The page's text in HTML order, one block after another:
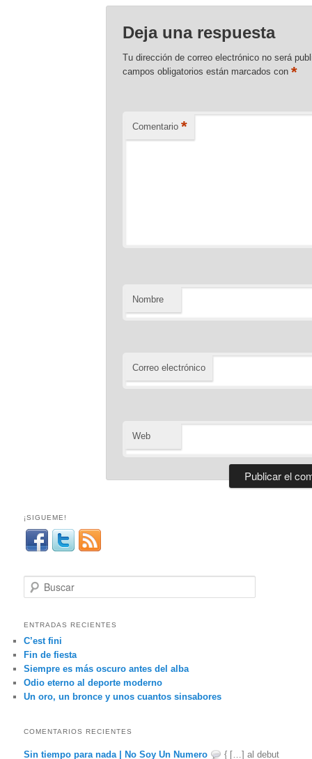
Deja una respuesta
Tu dirección de correo electrónico no será
campos obligatorios están marcados con*
Comentario *
Nombre
Correo electrónico
Web
¡SIGUEME!
u
c
a
r
ENTRADAS RECIENTES
C’est fini
Fin de fiesta
Siempre es más oscuro antes del alba
Odio eterno al deporte moderno
Un oro, un bronce y unos cuantos sinsabores
COMENTARIOS RECIENTES
Sin tiempo para nada | No Soy Un Numero { […] al debut